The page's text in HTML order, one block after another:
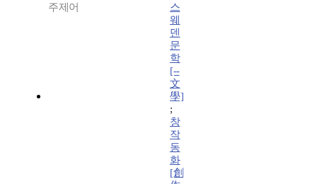
주제어
스
웨
덴
문
학
[--
文
學]
;
창
작
동
화
[創